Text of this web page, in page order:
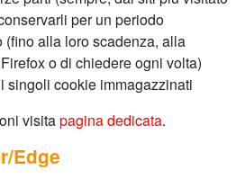
per un periodo
(fino alla loro scadenza, alla
o di chiedere ogni volta)
singoli cookie immagazzinati
visitapagina dedicata.
Edge